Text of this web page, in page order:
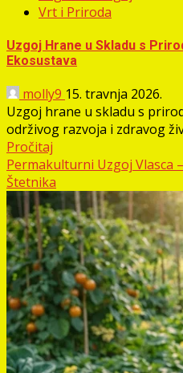
Vrt i Priroda
Uzgoj Hrane u Skladu s
Ekosustava
molly9 15. travnja 2026.
Uzgoj hrane u skladu s
održivog razvoja i zdravog
Pročitaj
Permakulturni Uzgoj Vlasca
Štetnika